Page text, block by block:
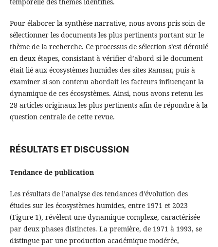
temporelle des thèmes identifiés.
Pour élaborer la synthèse narrative, nous avons pris soin de
sélectionner les documents les plus pertinents portant sur le
thème de la recherche. Ce processus de sélection s’est déroulé
en deux étapes, consistant à vérifier d’abord si le document
était lié aux écosystèmes humides des sites Ramsar, puis à
examiner si son contenu abordait les facteurs influençant la
dynamique de ces écosystèmes. Ainsi, nous avons retenu les
28 articles originaux les plus pertinents afin de répondre à la
question centrale de cette revue.
RÉSULTATS ET DISCUSSION
Tendance de publication
Les résultats de l’analyse des tendances d’évolution des
études sur les écosystèmes humides, entre 1971 et 2023
(Figure 1), révèlent une dynamique complexe, caractérisée
par deux phases distinctes. La première, de 1971 à 1993, se
distingue par une production académique modérée,